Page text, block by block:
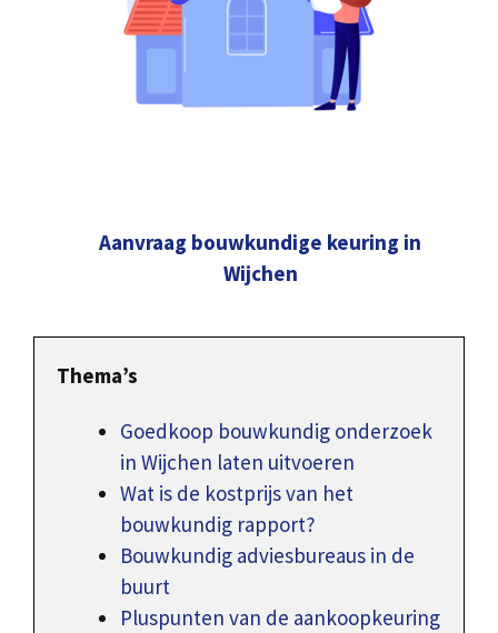
Aanvraag bouwkundige keuring in
Wijchen
Thema’s
Goedkoop bouwkundig onderzoek
in Wijchen laten uitvoeren
Wat is de kostprijs van het
bouwkundig rapport?
Bouwkundig adviesbureaus in de
buurt
Pluspunten van de aankoopkeuring